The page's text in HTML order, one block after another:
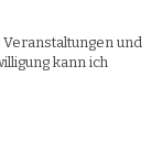
und
kann ich